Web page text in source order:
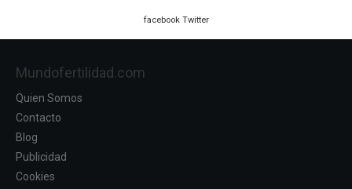
facebook Twitter
Mundofertilidad.com
Quien Somos
Contacto
Blog
Publicidad
Cookies